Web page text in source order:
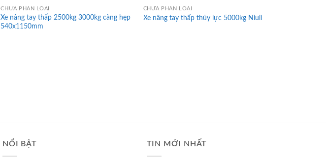
CHƯA PHÂN LOẠI
Xe nâng tay thấp 2500kg 3000kg càng hẹp
540x1150mm
CHƯA PHÂN LOẠI
Xe nâng tay thấp thủy lực 5000kg Niuli
NỔI BẬT TIN MỚI NHẤT